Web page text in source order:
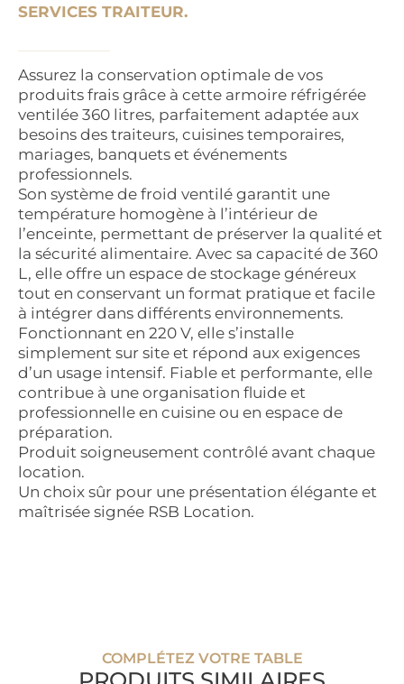
SERVICES TRAITEUR.
Assurez la conservation optimale de vos
produits frais grâce à cette armoire réfrigérée
ventilée 360 litres, parfaitement adaptée aux
besoins des traiteurs, cuisines temporaires,
mariages, banquets et événements
professionnels.
Son système de froid ventilé garantit une
température homogène à l’intérieur de
l’enceinte, permettant de préserver la qualité et
la sécurité alimentaire. Avec sa capacité de 360
L, elle offre un espace de stockage généreux
tout en conservant un format pratique et facile
à intégrer dans différents environnements.
Fonctionnant en 220 V, elle s’installe
simplement sur site et répond aux exigences
d’un usage intensif. Fiable et performante, elle
contribue à une organisation fluide et
professionnelle en cuisine ou en espace de
préparation.
Produit soigneusement contrôlé avant chaque
location.
Un choix sûr pour une présentation élégante et
maîtrisée signée RSB Location.
COMPLÉTEZ VOTRE TABLE